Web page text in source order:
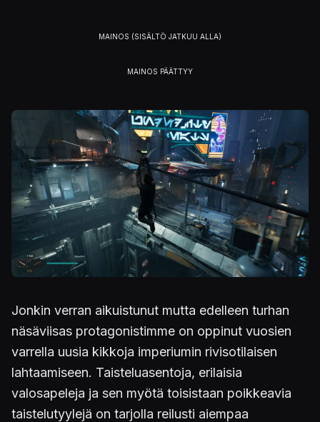
Jonkin verran aikuistunut mutta edelleen turhan
näsäviisas protagonistimme on oppinut vuosien
varrella uusia kikkoja imperiumin rivisotilaisen
lahtaamiseen. Taisteluasentoja, erilaisia
valosapeleja ja sen myötä toisistaan poikkeavia
taistelutyylejä on tarjolla reilusti aiempaa